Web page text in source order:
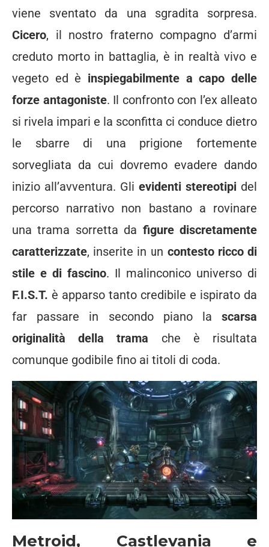
viene sventato da una sgradita sorpresa.
Cicero, il nostro fraterno compagno d’armi
creduto morto in battaglia, è in realtà vivo e
vegeto ed è inspiegabilmente a capo delle
forze antagoniste. Il confronto con l’ex alleato
si rivela impari e la sconfitta ci conduce dietro
le sbarre di una prigione fortemente
sorvegliata da cui dovremo evadere dando
inizio all’avventura. Gli evidenti stereotipi del
percorso narrativo non bastano a rovinare
una trama sorretta da figure discretamente
caratterizzate, inserite in un contesto ricco di
stile e di fascino. Il malinconico universo di
F.I.S.T. è apparso tanto credibile e ispirato da
far passare in secondo piano la scarsa
originalità della trama che è risultata
comunque godibile fino ai titoli di coda.
Metroid, Castlevania e